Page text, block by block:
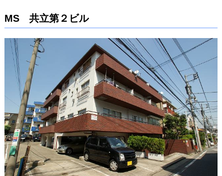
MS 共立第２ビル